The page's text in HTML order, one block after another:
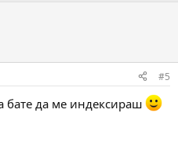
#5
бате да ме индексираш